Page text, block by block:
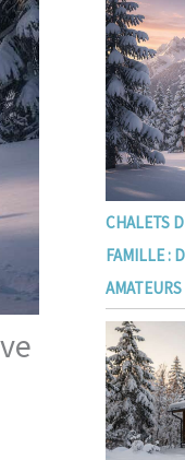
CHALETS
FAMILLE :